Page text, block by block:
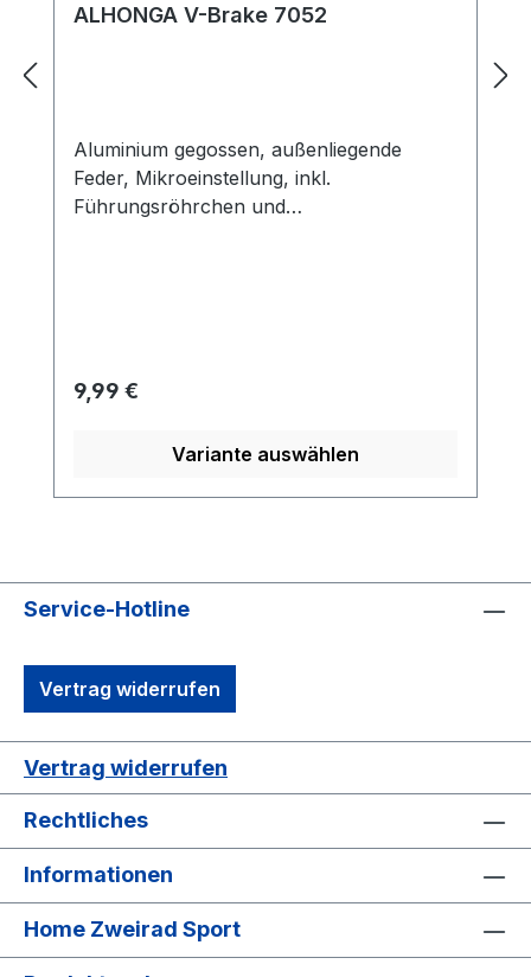
ALHONGA V-Brake 7052
Aluminium gegossen, außenliegende
Feder, Mikroeinstellung, inkl.
Führungsröhrchen und
Regulärer Preis:
9,99 €
Variante auswählen
Service-Hotline
Vertrag widerrufen
Vertrag widerrufen
Rechtliches
Informationen
Home Zweirad Sport